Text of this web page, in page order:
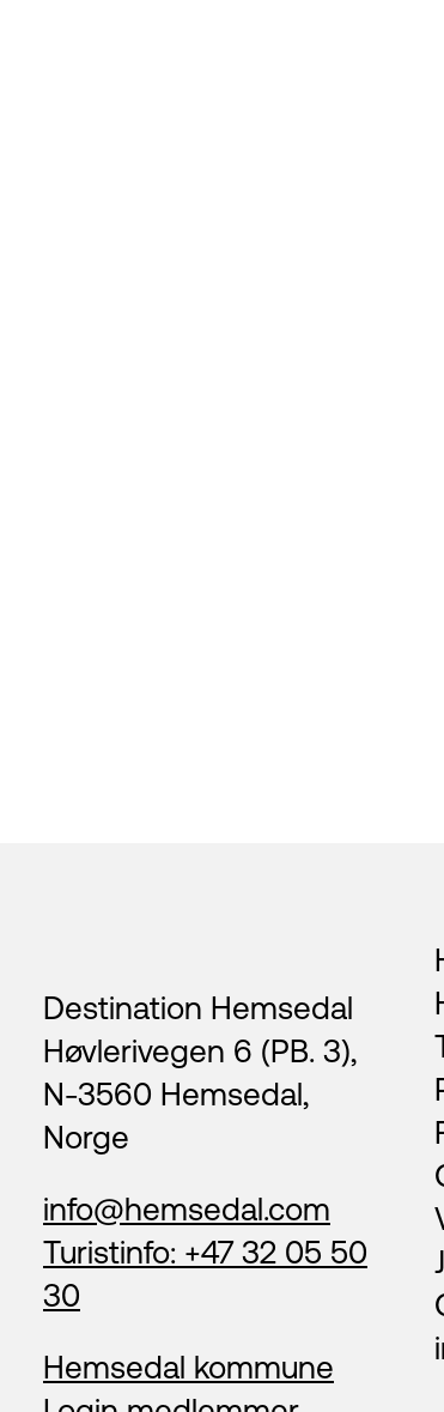
Destination Hemsedal
Høvlerivegen 6 (PB. 3),
N-3560 Hemsedal,
Norge
info@hemsedal.com
Turistinfo: +47 32 05 50
30
Hemsedal kommune